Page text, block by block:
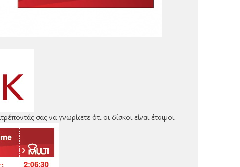
σας να γνωρίζετε ότι οι δίσκοι είναι έτοιμοι.